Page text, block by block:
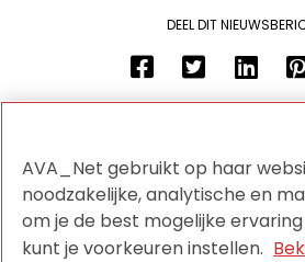
DEEL DIT
AVA_NET is de onafhankelijke
audiovisuele collectiehouders en
AVA_Net gebruikt op haar
noodzakelijke, analytische en
om je de best mogelijke
kunt je voorkeuren instellen.